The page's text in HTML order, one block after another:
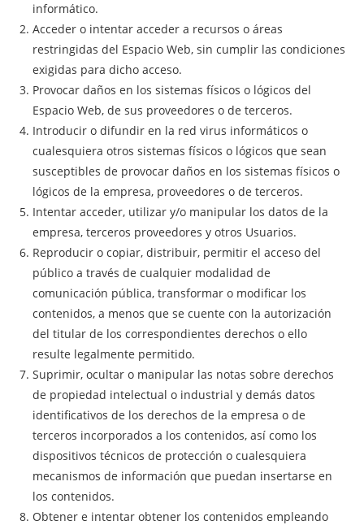
informático.
Acceder o intentar acceder a recursos o áreas
restringidas del Espacio Web, sin cumplir las condiciones
exigidas para dicho acceso.
Provocar daños en los sistemas físicos o lógicos del
Espacio Web, de sus proveedores o de terceros.
Introducir o difundir en la red virus informáticos o
cualesquiera otros sistemas físicos o lógicos que sean
susceptibles de provocar daños en los sistemas físicos o
lógicos de la empresa, proveedores o de terceros.
Intentar acceder, utilizar y/o manipular los datos de la
empresa, terceros proveedores y otros Usuarios.
Reproducir o copiar, distribuir, permitir el acceso del
público a través de cualquier modalidad de
comunicación pública, transformar o modificar los
contenidos, a menos que se cuente con la autorización
del titular de los correspondientes derechos o ello
resulte legalmente permitido.
Suprimir, ocultar o manipular las notas sobre derechos
de propiedad intelectual o industrial y demás datos
identificativos de los derechos de la empresa o de
terceros incorporados a los contenidos, así como los
dispositivos técnicos de protección o cualesquiera
mecanismos de información que puedan insertarse en
los contenidos.
Obtener e intentar obtener los contenidos empleando